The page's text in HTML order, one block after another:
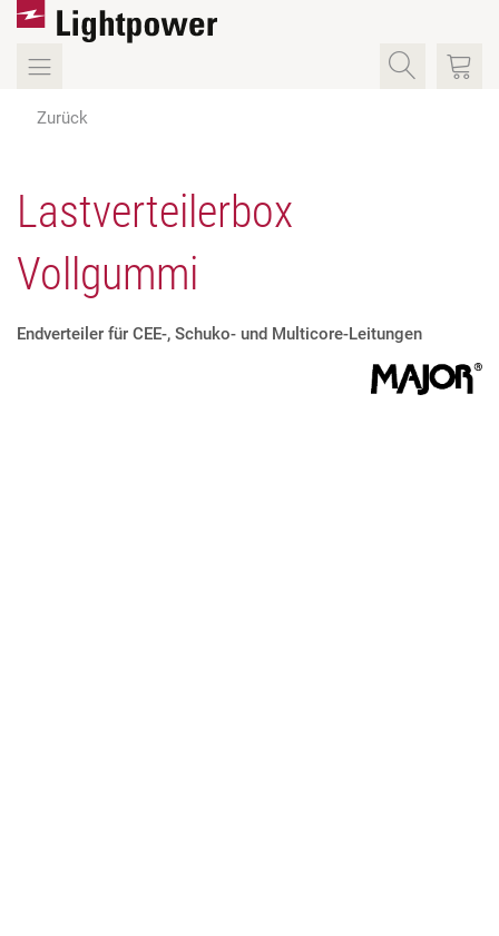
Zurück
Lastverteilerbox
Vollgummi
Endverteiler für CEE-, Schuko- und Multicore-Leitungen